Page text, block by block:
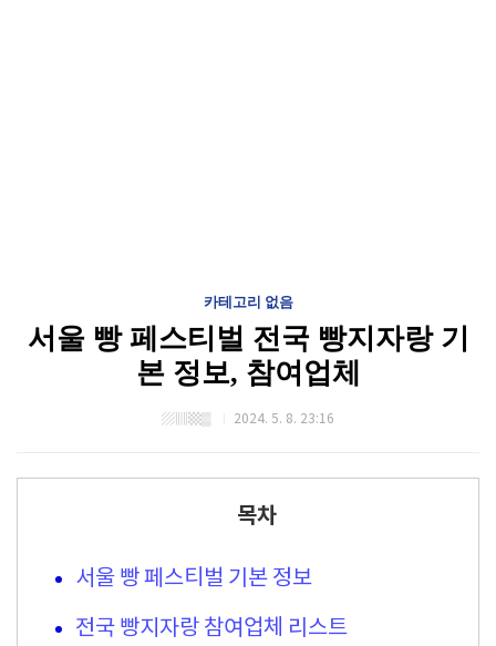
카테고리 없음
서울 빵 페스티벌 전국 빵지자랑 기
본 정보, 참여업체
▨▥▩▒ 2024. 5. 8. 23:16
목차
서울 빵 페스티벌 기본 정보
전국 빵지자랑 참여업체 리스트